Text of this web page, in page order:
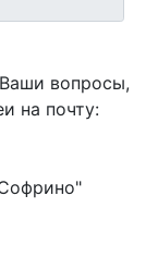
вопросы,
на почту: